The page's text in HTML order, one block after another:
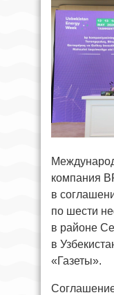
компания
в
по шести
в районе
в
«Газеты».